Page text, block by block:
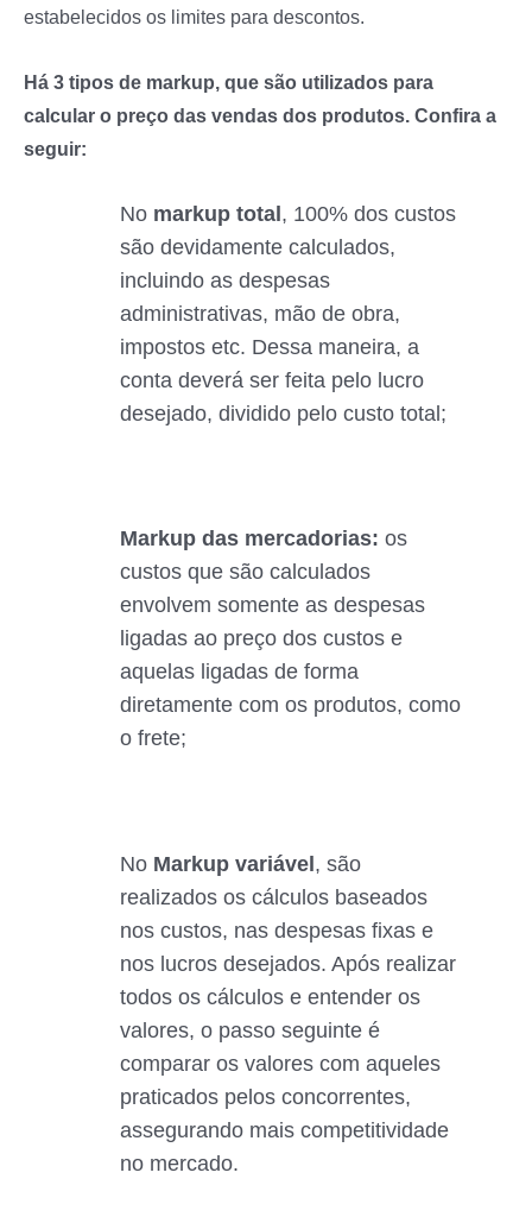
estabelecidos os limites para descontos.
Há 3 tipos de markup, que são utilizados para
calcular o preço das vendas dos produtos. Confira a
seguir:
No markup total, 100% dos custos
são devidamente calculados,
incluindo as despesas
administrativas, mão de obra,
impostos etc. Dessa maneira, a
conta deverá ser feita pelo lucro
desejado, dividido pelo custo total;
Markup das mercadorias: os
custos que são calculados
envolvem somente as despesas
ligadas ao preço dos custos e
aquelas ligadas de forma
diretamente com os produtos, como
o frete;
No Markup variável, são
realizados os cálculos baseados
nos custos, nas despesas fixas e
nos lucros desejados. Após realizar
todos os cálculos e entender os
valores, o passo seguinte é
comparar os valores com aqueles
praticados pelos concorrentes,
assegurando mais competitividade
no mercado.